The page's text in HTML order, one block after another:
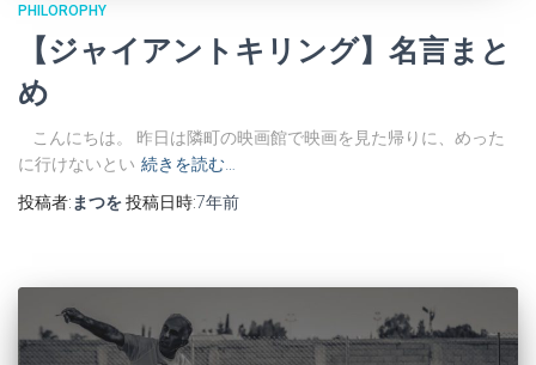
PHILOROPHY
【ジャイアントキリング】名言まと
め
こんにちは。 昨日は隣町の映画館で映画を見た帰りに、めった
に行けないとい 続きを読む…
投稿者: まつを投稿日時:7年前